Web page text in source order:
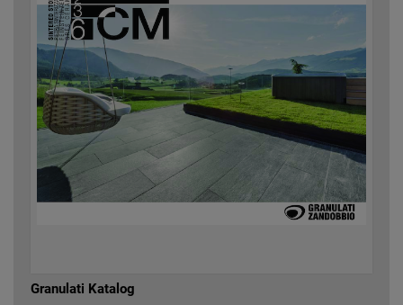
Granulati Katalog